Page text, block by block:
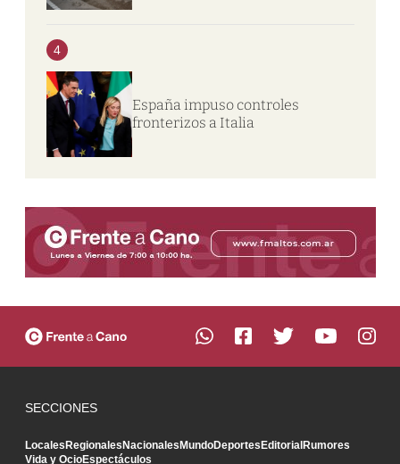
4
España impuso controles
fronterizos a Italia
SECCIONES
LocalesRegionalesNacionalesMundoDeportesEditorialRumores
Vida y OcioEspectáculos